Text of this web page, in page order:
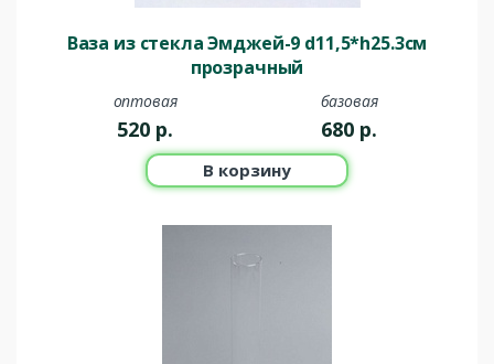
Ваза из стекла Эмджей-9 d11,5*h25.3см
прозрачный
оптовая
520 р.
базовая
680 р.
В корзину